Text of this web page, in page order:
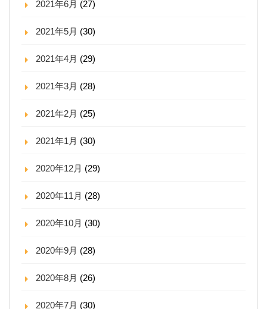
2021年6月 (27)
2021年5月 (30)
2021年4月 (29)
2021年3月 (28)
2021年2月 (25)
2021年1月 (30)
2020年12月 (29)
2020年11月 (28)
2020年10月 (30)
2020年9月 (28)
2020年8月 (26)
2020年7月 (30)